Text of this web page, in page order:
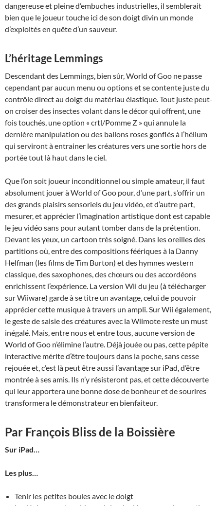
dangereuse et pleine d’embuches industrielles, il semblerait
bien que le joueur touche ici de son doigt divin un monde
d’exploités en quête d’un sauveur.
L’héritage Lemmings
Descendant des Lemmings, bien sûr, World of Goo ne passe
cependant par aucun menu ou options et se contente juste du
contrôle direct au doigt du matériau élastique. Tout juste peut-
on croiser des insectes volant dans le décor qui offrent, une
fois touchés, une option « crtl/Pomme Z » qui annule la
dernière manipulation ou des ballons roses gonflés à l’hélium
qui serviront à entrainer les créatures vers une sortie hors de
portée tout là haut dans le ciel.
Que l’on soit joueur inconditionnel ou simple amateur, il faut
absolument jouer à World of Goo pour, d’une part, s’offrir un
des grands plaisirs sensoriels du jeu vidéo, et d’autre part,
mesurer, et apprécier l’imagination artistique dont est capable
le jeu vidéo sans pour autant tomber dans de la prétention.
Devant les yeux, un cartoon très soigné. Dans les oreilles des
partitions où, entre des compositions féériques à la Danny
Helfman (les films de Tim Burton) et des hymnes western
classique, des saxophones, des chœurs ou des accordéons
enrichissent l’expérience. La version Wii du jeu (à télécharger
sur Wiiware) garde à se titre un avantage, celui de pouvoir
apprécier cette musique à travers un ampli. Sur Wii également,
le geste de saisie des créatures avec la Wiimote reste un must
inégalé. Mais, entre nous et entre tous, aucune version de
World of Goo n’élimine l’autre. Déjà jouée ou pas, cette pépite
interactive mérite d’être toujours dans la poche, sans cesse
rejouée et, c’est là peut être aussi l’avantage sur iPad, d’être
montrée à ses amis. Ils n’y résisteront pas, et cette découverte
qui leur apportera une bonne dose de bonheur et de sourires
transformera le démonstrateur en bienfaiteur.
Par François Bliss de la Boissière
Sur iPad…
Les plus…
Tenir les petites boules avec le doigt